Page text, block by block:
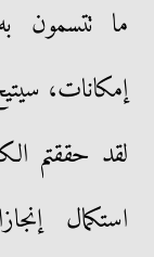
ما تتسمون
إمكانات،
لقد حققتم
استكمال